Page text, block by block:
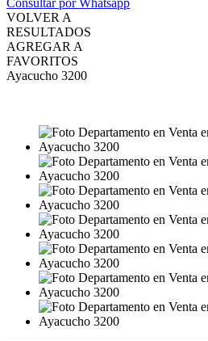
Consultar por Whatsapp
VOLVER A
RESULTADOS
AGREGAR A
FAVORITOS
Ayacucho 3200